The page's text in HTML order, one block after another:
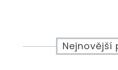
Nejnovější